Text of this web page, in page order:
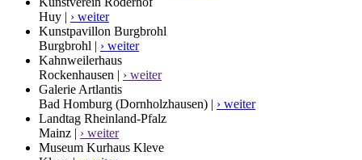
Huy | › weiter
Kunstpavillon Burgbrohl
Burgbrohl | › weiter
Kahnweilerhaus
Rockenhausen | › weiter
Galerie Artlantis
Bad Homburg (Dornholzhausen) | › weiter
Landtag Rheinland-Pfalz
Mainz | › weiter
Museum Kurhaus Kleve